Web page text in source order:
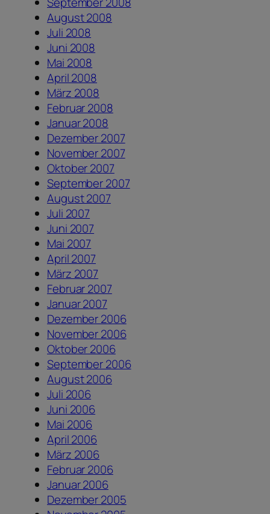
August 2008
Juli 2008
Juni 2008
Mai 2008
April 2008
März 2008
Februar 2008
Januar 2008
Dezember 2007
November 2007
Oktober 2007
September 2007
August 2007
Juli 2007
Juni 2007
Mai 2007
April 2007
März 2007
Februar 2007
Januar 2007
Dezember 2006
November 2006
Oktober 2006
September 2006
August 2006
Juli 2006
Juni 2006
Mai 2006
April 2006
März 2006
Februar 2006
Januar 2006
Dezember 2005